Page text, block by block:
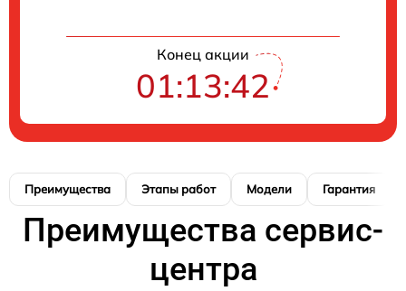
Конец акции
01:13:42
Преимущества Этапы работ Модели Гарантия
Преимущества сервис-
центра